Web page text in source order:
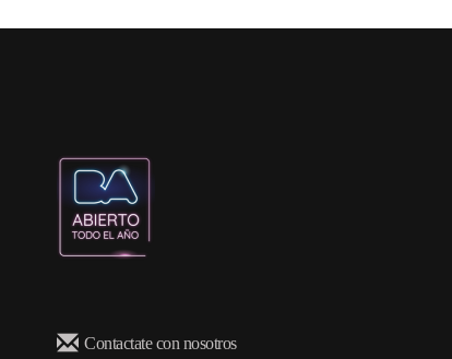
Contactate con nosotros